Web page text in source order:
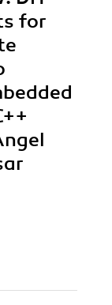
for